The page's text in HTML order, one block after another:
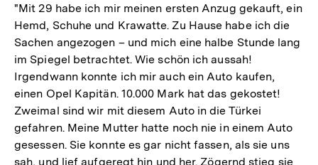
"Mit 29 habe ich mir meinen ersten Anzug gekauft, ein
Hemd, Schuhe und Krawatte. Zu Hause habe ich die
Sachen angezogen – und mich eine halbe Stunde lang
im Spiegel betrachtet. Wie schön ich aussah!
Irgendwann konnte ich mir auch ein Auto kaufen,
einen Opel Kapitän. 10.000 Mark hat das gekostet!
Zweimal sind wir mit diesem Auto in die Türkei
gefahren. Meine Mutter hatte noch nie in einem Auto
gesessen. Sie konnte es gar nicht fassen, als sie uns
sah, und lief aufgeregt hin und her. Zögernd stieg sie